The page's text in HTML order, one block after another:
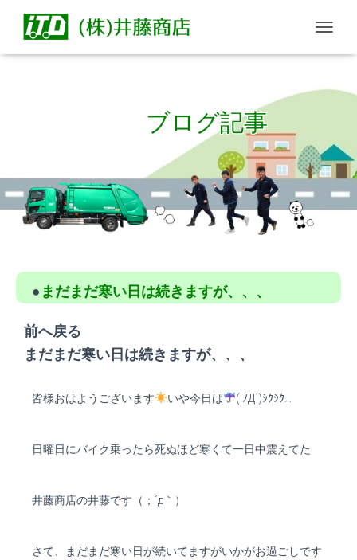
O
A
V
I
Published by 2022年2月10日
ブログ記事
● まだまだ寒い日は続きますが、、、
前へ戻る
まだまだ寒い日は続きますが、、、
皆様おはようございます いや今日は ( ﾉД`)ｼｸｼｸ…
日曜日にバイク乗ったら死ぬほど寒くて一日中震えてた
井藤商店の井藤です（；´д｀）ゞ
さて、まだまだ寒い日が続いてますがいかがお過ごしです